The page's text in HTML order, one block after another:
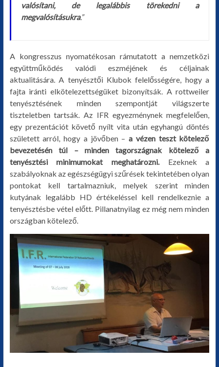
valósítani, de legalábbis törekedni a
megvalósításukra.”
A kongresszus nyomatékosan rámutatott a nemzetközi
együttműködés valódi eszméjének és céljainak
aktualitására. A tenyésztői Klubok felelősségére, hogy a
fajta iránti elkötelezettségüket bizonyítsák. A rottweiler
tenyésztésének minden szempontját világszerte
tiszteletben tartsák. Az IFR egyezménynek megfelelően,
egy prezentációt követő nyílt vita után egyhangú döntés
született arról, hogy a jövőben –a vézen teszt kötelező
bevezetésén túl – minden tagországnak kötelező a
tenyésztési minimumokat meghatározni. Ezeknek a
szabályoknak az egészségügyi szűrések tekintetében olyan
pontokat kell tartalmazniuk, melyek szerint minden
kutyának legalább HD értékeléssel kell rendelkeznie a
tenyésztésbe vétel előtt. Pillanatnyilag ez még nem minden
országban kötelező.